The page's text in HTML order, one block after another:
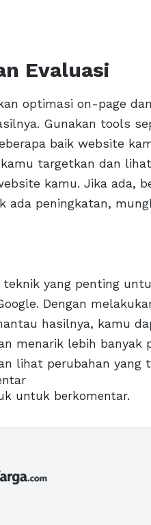
Evaluasi
optimasi on-page
Gunakan tools
baik website
targetkan dan
kamu. Jika ada,
ada peningkatan,
teknik yang penting
Dengan
hasilnya, kamu
menarik lebih banyak
lihat perubahan yang
untuk berkomentar.